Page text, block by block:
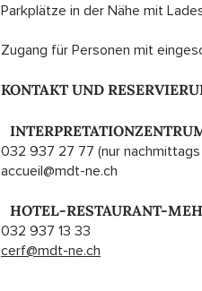
​Parkplätze in der Nähe mit
​Zugang für Personen mit
KONTAKT UND
032 937 27 77 (nur nachmittags
accueil@mdt-ne.ch
HOTEL-RESTAURANT-
032 937 13 33
cerf@mdt-ne.ch